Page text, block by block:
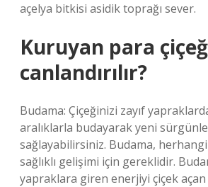
açelya bitkisi asidik toprağı sever.
Kuruyan para
canlandırılır?
Budama: Çiçeğinizi zayıf
aralıklarla budayarak yeni
sağlayabilirsiniz. Budama,
sağlıklı gelişimi için gereklidir.
yapraklara giren enerjiyi çiçek